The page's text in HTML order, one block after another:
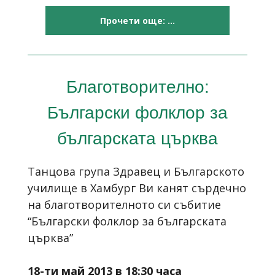
Прочети още: ...
Благотворително:
Български фолклор за
българската църква
Танцова група Здравец и Българското
училище в Хамбург Ви канят сърдечно
на благотворителното си събитие
“Български фолклор за българската
църква”
18-ти май 2013 в 18:30 часа